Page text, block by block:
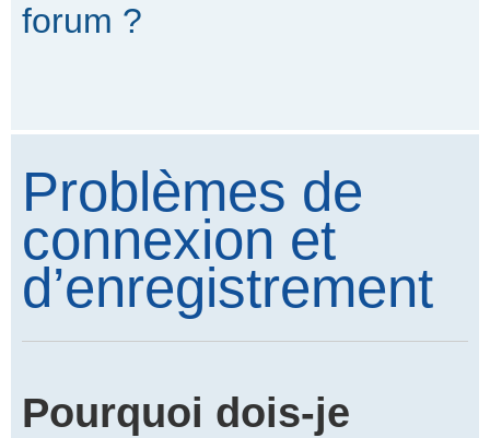
forum ?
Problèmes de
connexion et
d’enregistrement
Pourquoi dois-je